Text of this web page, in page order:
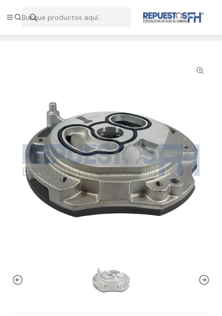
Hablemos por WhatsApp +56 9 7138 9597 / +56 9 8500 2568